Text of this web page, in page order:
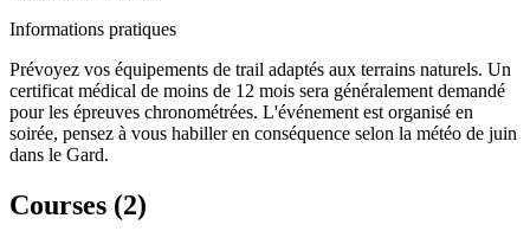
Informations pratiques
Prévoyez vos équipements de trail adaptés aux terrains naturels. Un
certificat médical de moins de 12 mois sera généralement demandé
pour les épreuves chronométrées. L'événement est organisé en
soirée, pensez à vous habiller en conséquence selon la météo de juin
dans le Gard.
Courses (2)